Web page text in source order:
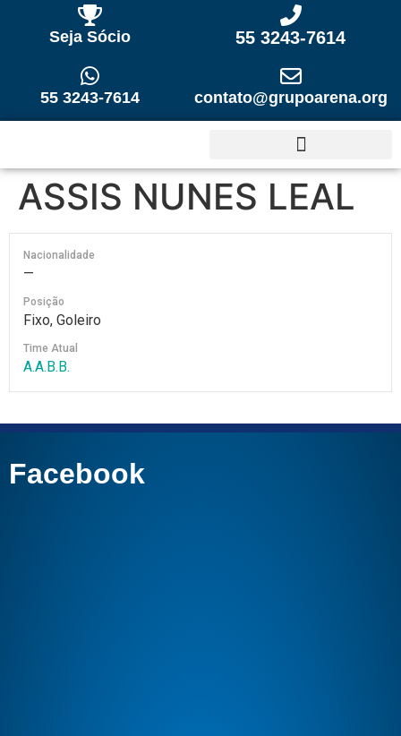
Seja Sócio 55 3243-7614
55 3243-7614 contato@grupoarena.org
ASSIS NUNES LEAL
Nacionalidade
—
Posição
Fixo, Goleiro
Time Atual
A.A.B.B.
Facebook